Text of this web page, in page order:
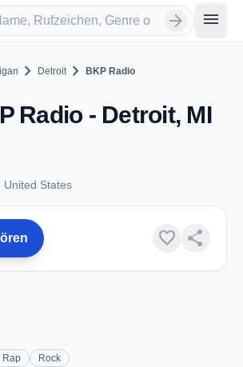
arrow_forward menu
chevron_right Detroit chevron_right BKP Radio
Radio - Detroit, MI
United States
favorite share
Rap Rock